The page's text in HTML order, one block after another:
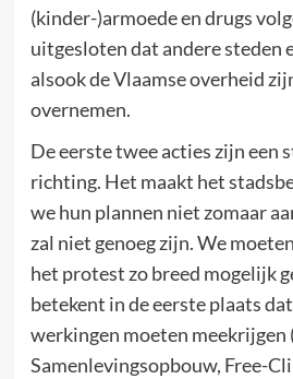
(kinder-)armoede en drugs
uitgesloten dat andere steden
alsook de Vlaamse overheid
overnemen.
De eerste twee acties zijn een
richting. Het maakt het
we hun plannen niet zomaar
zal niet genoeg zijn. We
het protest zo breed mogelijk
betekent in de eerste plaats
werkingen moeten meekrijgen
Samenlevingsopbouw, Free-